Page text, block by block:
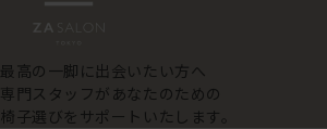
最高の一脚に出会いたい方へ
専門スタッフがあなたのための
椅子選びをサポートいたします。